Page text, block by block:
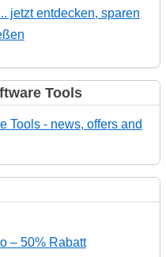
jetzt entdecken, sparen
Tools
Tools - news, offers and
– 50% Rabatt